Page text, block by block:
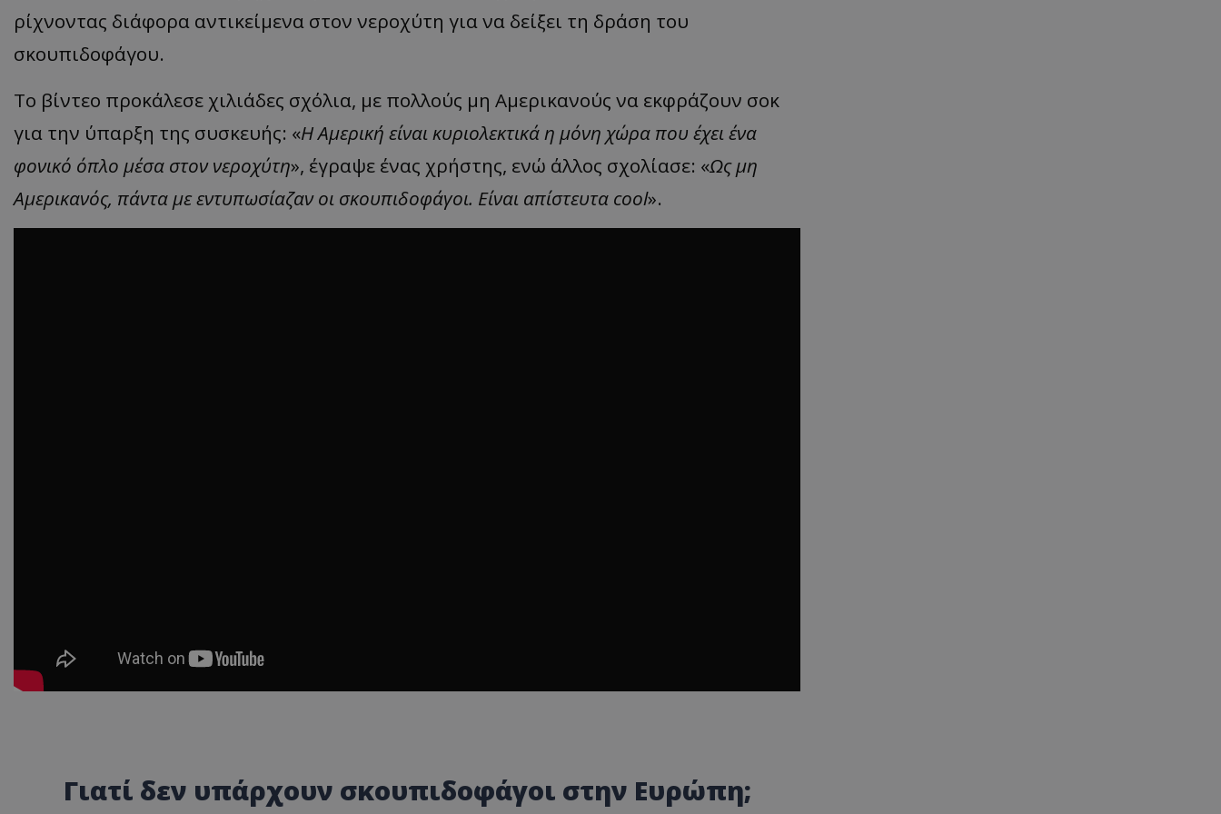
ρίχνοντας διάφορα αντικείμενα στον νεροχύτη για να δείξει τη δράση του
σκουπιδοφάγου.
Το βίντεο προκάλεσε χιλιάδες σχόλια, με πολλούς μη Αμερικανούς να εκφράζουν σοκ
για την ύπαρξη της συσκευής: «Η Αμερική είναι κυριολεκτικά η μόνη χώρα που έχει ένα
φονικό όπλο μέσα στον νεροχύτη», έγραψε ένας χρήστης, ενώ άλλος σχολίασε: «Ως μη
Αμερικανός, πάντα με εντυπωσίαζαν οι σκουπιδοφάγοι. Είναι απίστευτα cool».
Γιατί δεν υπάρχουν σκουπιδοφάγοι στην Ευρώπη;